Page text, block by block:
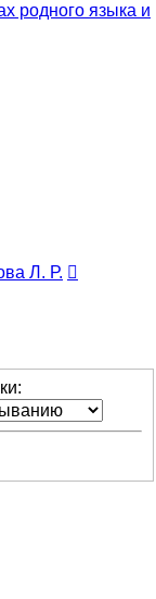
родного языка и
Л. Р.